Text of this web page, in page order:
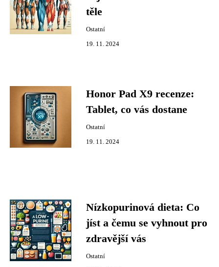
těle
Ostatní
19. 11. 2024
Honor Pad X9 recenze:
Tablet, co vás dostane
Ostatní
19. 11. 2024
Nízkopurinová dieta: Co
jíst a čemu se vyhnout pro
zdravější vás
Ostatní